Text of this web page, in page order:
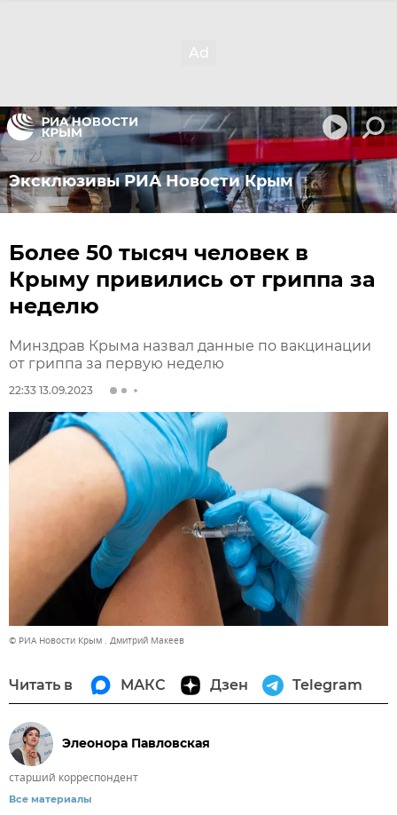
Эксклюзивы РИА Новости Крым
Более 50 тысяч человек в
Крыму привились от гриппа за
неделю
Минздрав Крыма назвал данные по вакцинации
от гриппа за первую неделю
22:33 13.09.2023
© РИА Новости Крым . Дмитрий Макеев
Читать в МАКС Дзен Telegram
Элеонора Павловская
старший корреспондент
Все материалы